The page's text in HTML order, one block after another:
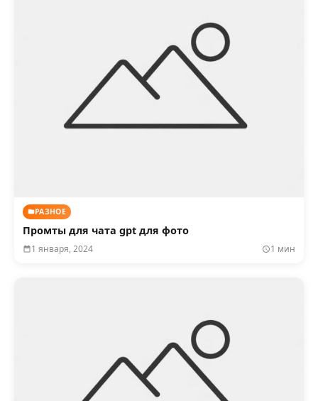
РАЗНОЕ
Промты для чата gpt для фото
1 января, 2024 1 мин